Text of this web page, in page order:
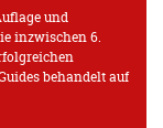
und
inzwischen 6.
behandelt auf